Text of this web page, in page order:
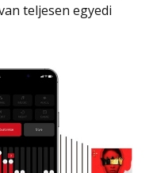
teljesen egyedi